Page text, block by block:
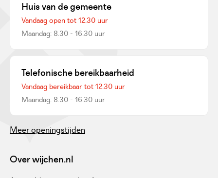
Huis van de gemeente
Vandaag open tot 12.30 uur
Maandag: 8.30 - 16.30 uur
Telefonische bereikbaarheid
Vandaag bereikbaar tot 12.30 uur
Maandag: 8.30 - 16.30 uur
Meer openingstijden
Over wijchen.nl